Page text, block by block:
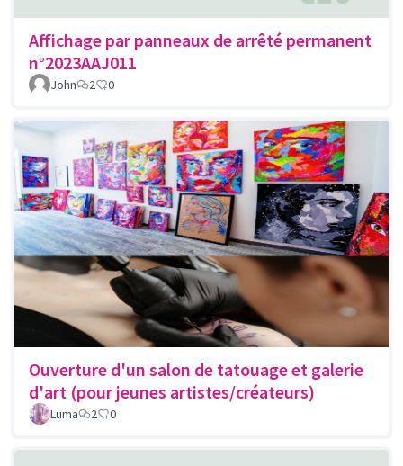
Affichage par panneaux de arrêté permanent
n°2023AAJ011
John 2 0
Ouverture d'un salon de tatouage et galerie
d'art (pour jeunes artistes/créateurs)
Luma 2 0